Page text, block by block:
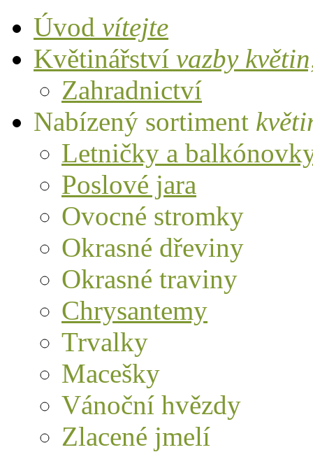
Úvod vítejte
Květinářství vazby
Zahradnictví
Nabízený sortiment
Letničky a
Poslové jara
Ovocné stromky
Okrasné dřeviny
Okrasné traviny
Chrysantemy
Trvalky
Macešky
Vánoční hvězdy
Zlacené jmelí